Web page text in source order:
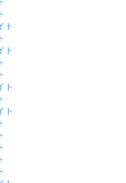
ト
ト
ト
ト